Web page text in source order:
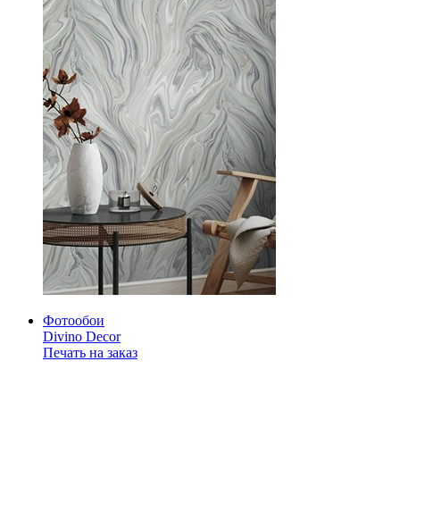
Фотообои
Divino Decor
Печать на заказ